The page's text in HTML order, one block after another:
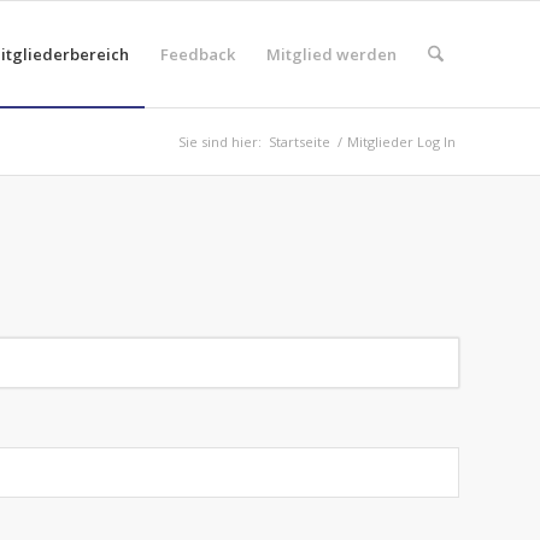
Feedback Mitglied werden
Sie sind hier: Startseite / Mitglieder Log In